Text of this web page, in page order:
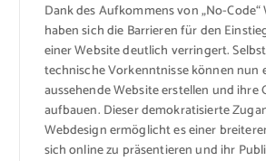
Dank des Aufkommens von „No-Code“
haben sich die Barrieren für den
einer Website deutlich verringert.
technische Vorkenntnisse können nun
aussehende Website erstellen und ihre
aufbauen. Dieser demokratisierte
Webdesign ermöglicht es einer
sich online zu präsentieren und ihr